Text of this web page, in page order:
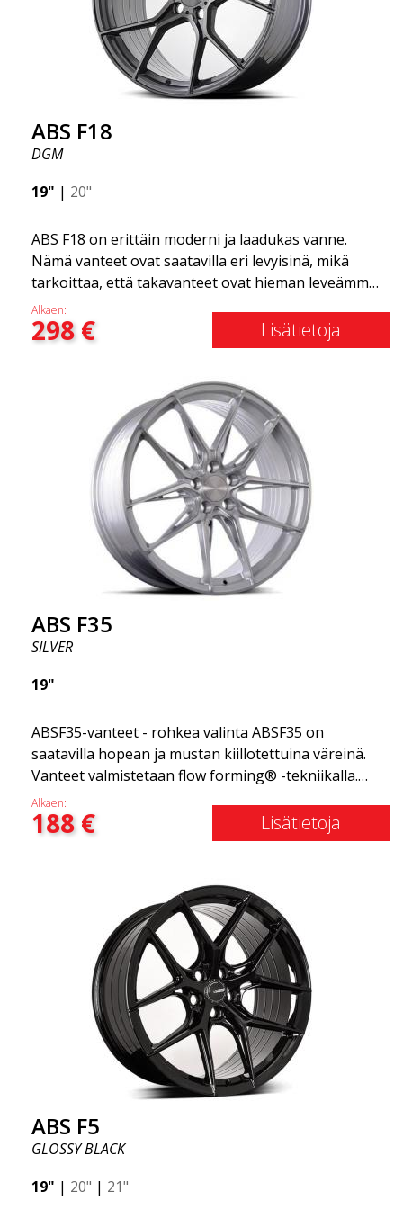
Tämän huomaat ajaessasi ABS F18 -vanteilla.
Olemme ylpeitä voidessamme tarjota ne
valikoimassamme!
ABS F18
DGM
19" | 20"
ABS F18 on erittäin moderni ja laadukas vanne.
Nämä vanteet ovat saatavilla eri levyisinä, mikä
tarkoittaa, että takavanteet ovat hieman leveämmät
kuin etuvanteet. Tämä antaa autolle kovan ilmeen,
joka usein yhdistetään kilpa-ajoon. (Ne ovat myös
saatavilla neliömäisenä kokoonpanona.) Toisin
urheilullisemman ulkonäön. Samalla haluamme
korostaa, että nämä vanteet tarjoavat
uskomattoman hyvän suorituskyvyn suhteessa
niiden hintaan. Edistynyt Flow Forming -
tuotantotekniikka tekee vanteista sekä vahvempia
että kevyempiä kuin tavalliset alumiinivanteet.
Tämän huomaat ajaessasi ABS F18 -vanteilla.
Olemme ylpeitä voidessamme tarjota ne
valikoimassamme!
Alkaen:
298€ Lisätietoja
ABS F35
SILVER
19"
ABSF35-vanteet - rohkea valinta ABSF35 on
saatavilla hopean ja mustan kiillotettuina väreinä.
Vanteet valmistetaan flow forming® -tekniikalla.
Herätä kateutta muissa kuljettajissa tai
naapureissa, kun ajat tyylillä. Nämä vanteet on
valmistettu innovatiivisella flow forming -tekniikalla,
vahvuudestaan samalla tarjoten merkittävää painon
säästöä. ABS Flow Form -tekniikan avulla voit
nauttia vuosien kestävästä kauneudesta ja
virheettömästä suorituskyvystä kilometri toisensa
jälkeen. Parasta kaikessa? ABS Wheels tarjoaa
sinulle täyden 2 vuoden takuun.
Alkaen:
188€ Lisätietoja
ABS F5
GLOSSY BLACK
19" | 20" | 21"